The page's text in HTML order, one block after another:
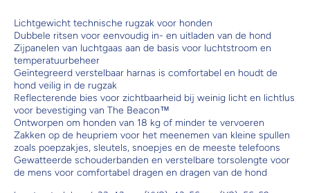
Lichtgewicht technische rugzak voor honden
Dubbele ritsen voor eenvoudig in- en uitladen van de hond
Zijpanelen van luchtgaas aan de basis voor luchtstroom en
temperatuurbeheer
Geïntegreerd verstelbaar harnas is comfortabel en houdt de
hond veilig in de rugzak
Reflecterende bies voor zichtbaarheid bij weinig licht en lichtlus
voor bevestiging van The Beacon™
Ontworpen om honden van 18 kg of minder te vervoeren
Zakken op de heupriem voor het meenemen van kleine spullen
zoals poepzakjes, sleutels, snoepjes en de meeste telefoons
Gewatteerde schouderbanden en verstelbare torsolengte voor
de mens voor comfortabel dragen en dragen van de hond